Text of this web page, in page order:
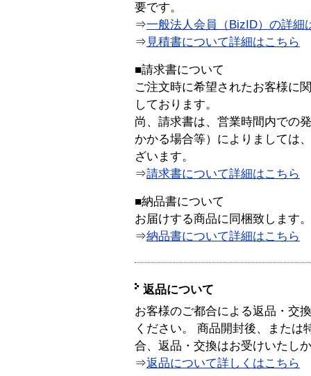
要です。
⇒一般法人会員（BizID）の詳細
⇒ 見積書について詳細はこちら
■請求書について
ご注文時に希望されたお客様に
しております。
尚、請求書は、営業時間内での
かかる場合等）によりましては
ざいます。
⇒請求書について詳細はこちら
■納品書について
お届けする商品に同梱致します。
⇒納品書について詳細はこちら
返品について
お客様のご都合による返品・交
ください。 商品開封後、または
合、返品・交換はお受けいたし
⇒返品について詳しくはこちら